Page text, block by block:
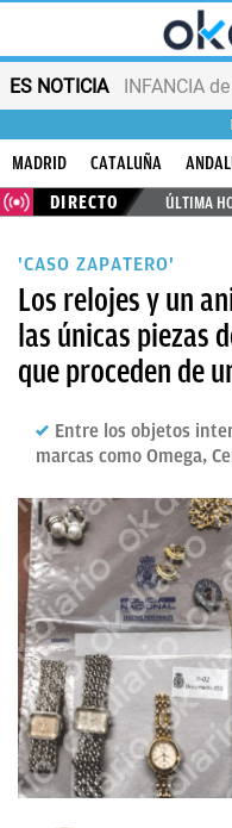
ES NOTICIA INFANCIA
MADRID CATALUÑA
DIRECTO
ÚLTIMA
'CASO ZAPATERO'
Los relojes y un
las únicas piezas
que proceden de
Entre los objetos
marcas como Omega,